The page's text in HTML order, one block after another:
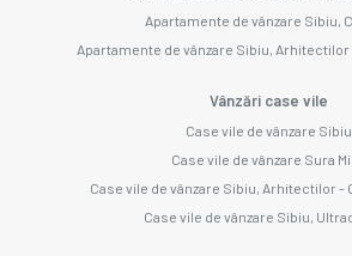
Apartamente de vânzare Sibiu,
Apartamente de vânzare Sibiu, Arhitectilor
Vânzări case vile
Case vile de vânzare Sibiu
Case vile de vânzare Sura
Case vile de vânzare Sibiu, Arhitectilor -
Case vile de vânzare Sibiu,